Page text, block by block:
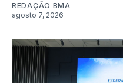
REDAÇÃO BMA
agosto 7, 2026